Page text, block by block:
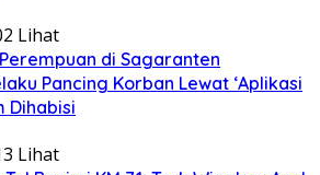
Lihat
di Sagaranten
Pancing Korban Lewat ‘Aplikasi
Dihabisi
Lihat